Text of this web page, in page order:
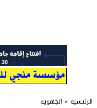
الرئيسية » الجهوية